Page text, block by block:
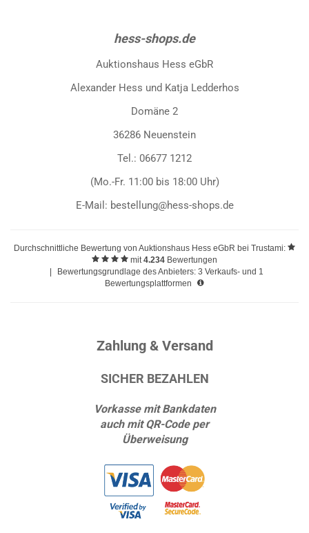
hess-shops.de
Auktionshaus Hess eGbR
Alexander Hess und Katja Ledderhos
Domäne 2
36286 Neuenstein
Tel.: 06677 1212
(Mo.-Fr. 11:00 bis 18:00 Uhr)
E-Mail: bestellung@hess-shops.de
Durchschnittliche Bewertung von Auktionshaus Hess eGbR bei Trustami:
mit4.234 Bewertungen
Bewertungsgrundlage des Anbieters: 3 Verkaufs- und 1
Bewertungsplattformen
Zahlung & Versand
SICHER BEZAHLEN
Vorkasse mit Bankdaten
auch mit QR-Code per
Überweisung